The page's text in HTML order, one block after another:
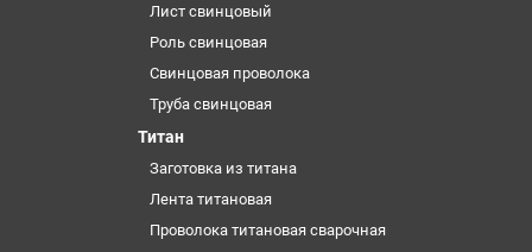
Лист свинцовый
Роль свинцовая
Свинцовая проволока
Труба свинцовая
Титан
Заготовка из титана
Лента титановая
Проволока титановая сварочная